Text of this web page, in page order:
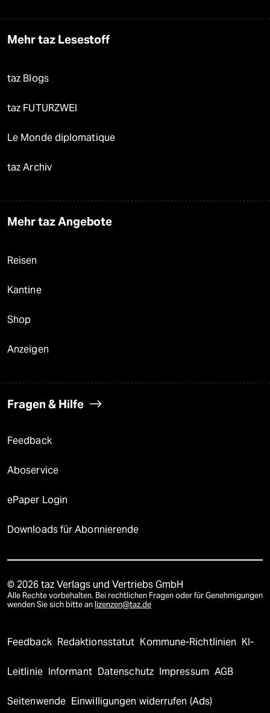
Mehr taz Lesestoff
taz Blogs
taz FUTURZWEI
Le Monde diplomatique
taz Archiv
Mehr taz Angebote
Reisen
Kantine
Shop
Anzeigen
Fragen & Hilfe
Feedback
Aboservice
ePaper Login
Downloads für Abonnierende
© 2026 taz Verlags und Vertriebs GmbH
Alle Rechte vorbehalten. Bei rechtlichen Fragen oder für Genehmigungen
wenden Sie sich bitte an lizenzen@taz.de
Feedback Redaktionsstatut Kommune-Richtlinien KI-
Leitlinie Informant Datenschutz Impressum AGB
Seitenwende Einwilligungen widerrufen (Ads)